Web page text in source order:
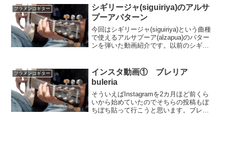
好きです。ファンダンゴはセビジャーナ
スと同じように歌の長...
フラメンコギター
シギリージャ(siguiriya)のアルサ
プーアパターン
今回はシギリージャ(siguiriya)という曲種
で使えるアルサプーア(alzapua)のパター
ンを弾いた動画紹介です。以前のシギリ
レーズ紹介(シギリージ...
フラメンコギター
インスタ動画① ブレリア
buleria
そういえばInstagramを2カ月ほど前くら
いから始めていたのでそちらの投稿もぼ
ちぼち貼って行こうと思います。ブレリ